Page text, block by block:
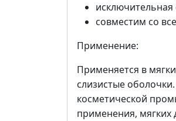
cовместим со
Применение:
Применяется в
слизистые
косметической
применения, мягких